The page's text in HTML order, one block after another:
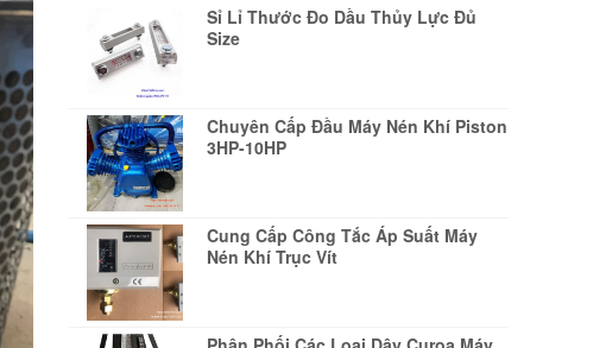
Sỉ Lỉ Thước Đo Dầu Thủy Lực Đủ
Size
Chuyên Cấp Đầu Máy Nén Khí Piston
3HP-10HP
Cung Cấp Công Tắc Áp Suất Máy
Nén Khí Trục Vít